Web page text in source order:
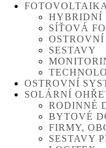
FOTOVOLTAIKA
HYBRIDNÍ
SÍŤOVÁ
SESTAVY
OSTROVNÍ
SOLÁRNÍ
RODINNÉ
BYTOVÉ
FIRMY,
SESTAVY